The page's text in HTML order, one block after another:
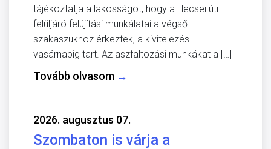
tájékoztatja a lakosságot, hogy a Hecsei úti
felüljáró felújítási munkálatai a végső
szakaszukhoz érkeztek, a kivitelezés
vasárnapig tart. Az aszfaltozási munkákat a […]
Tovább olvasom →
2026. augusztus 07.
Szombaton is várja a